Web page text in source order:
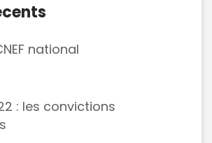
national
: les convictions